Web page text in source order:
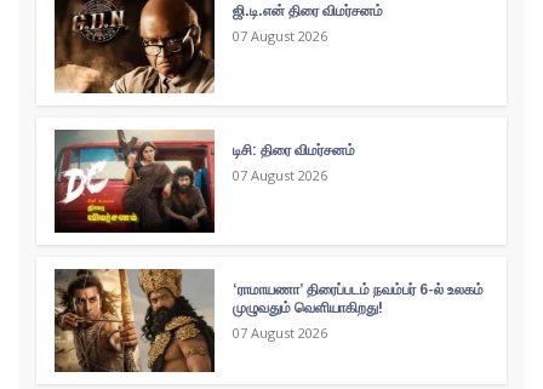
ஜி.டி.என் திரை விமர்சனம்
07 August 2026
டிசி: திரை விமர்சனம்
07 August 2026
‘ராமாயணா’ திரைப்படம் நவம்பர் 6-ல் உலகம்
முழுவதும் வெளியாகிறது!
07 August 2026